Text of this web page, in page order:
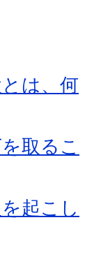
は、何
取るこ
起こし